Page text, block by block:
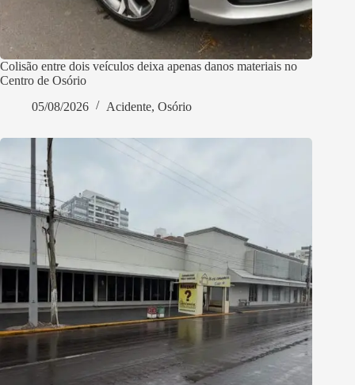
Colisão entre dois veículos deixa apenas danos materiais no
Centro de Osório
05/08/2026
Acidente, Osório